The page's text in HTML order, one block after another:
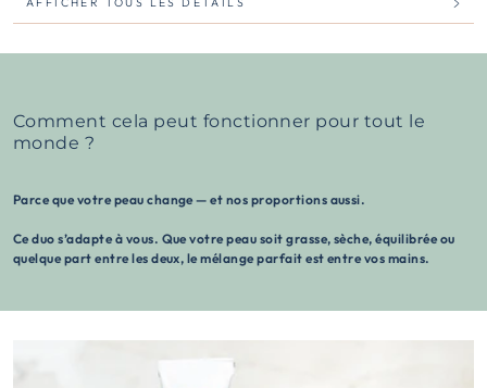
Comment cela peut fonctionner pour tout le
monde ?
Parce que votre peau change — et nos proportions aussi.
Ce duo s’adapte à vous. Que votre peau soit grasse, sèche, équilibrée ou
quelque part entre les deux, le mélange parfait est entre vos mains.